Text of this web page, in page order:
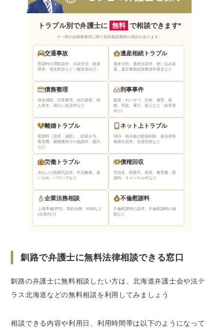
ンナビで探そう
トラブル別で弁護士に 無料 で相談できます*
※一部の法律事務所に限り初回相談無料の場合があります。
交通事故
慰謝料の増額請求、示談交渉、後遺
障害、過失割合など（被害者向け）
遺産相続トラブル
遺産分割、遺留分請求、使い込み返
還、遺言書相続放棄成年後見など
債務整理
借金減額、任意整理、自己破産、個
人再生、過払い金請求など
刑事事件
痴漢・わいせつ、詐欺、傷害、薬
物、窃盗、暴行、殺人など（加害者
向け）
離婚トラブル
慰謝料（請求・減額）、財産分与、
養育費、親権獲得その他調停、裁判
など
ネット上トラブル
SNS・掲示板の投稿削除、発信者情
報開示請求、名誉毀損など
労働トラブル
未払いの残業代請求、不当解雇、雇
い止め、パワハラなど
債権回収
売掛金、残業代、家賃、養育費・慰
謝料、キャンセル代など
企業法務相談
上場準備(IPO)、契約法務、M&Aなど
(企業向け)
不倫慰謝料
不倫慰謝料の請求、不倫慰謝料の減
額など
釧路で弁護士に無料法律相談できる窓口
釧路の弁護士に無料相談したい方は、北海道弁護士会や法テ
ラス北海道などの無料相談を利用してみましょう
相談できる内容や利用日、利用時間帯は以下のようになって